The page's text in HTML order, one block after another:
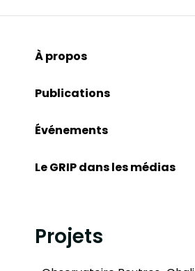
À propos
Publications
Événements
Le GRIP dans les médias
Projets